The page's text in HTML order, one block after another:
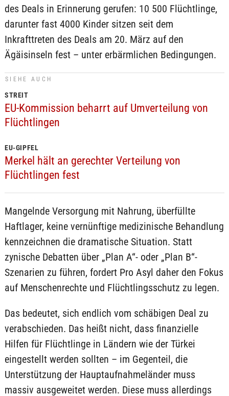
des Deals in Erinnerung gerufen: 10 500 Flüchtlinge,
darunter fast 4000 Kinder sitzen seit dem
Inkrafttreten des Deals am 20. März auf den
Ägäisinseln fest – unter erbärmlichen Bedingungen.
SIEHE AUCH
STREIT
EU-Kommission beharrt auf Umverteilung von
Flüchtlingen
EU-GIPFEL
Merkel hält an gerechter Verteilung von
Flüchtlingen fest
Mangelnde Versorgung mit Nahrung, überfüllte
Haftlager, keine vernünftige medizinische Behandlung
kennzeichnen die dramatische Situation. Statt
zynische Debatten über „Plan A“- oder „Plan B“-
Szenarien zu führen, fordert Pro Asyl daher den Fokus
auf Menschenrechte und Flüchtlingsschutz zu legen.
Das bedeutet, sich endlich vom schäbigen Deal zu
verabschieden. Das heißt nicht, dass finanzielle
Hilfen für Flüchtlinge in Ländern wie der Türkei
eingestellt werden sollten – im Gegenteil, die
Unterstützung der Hauptaufnahmeländer muss
massiv ausgeweitet werden. Diese muss allerdings